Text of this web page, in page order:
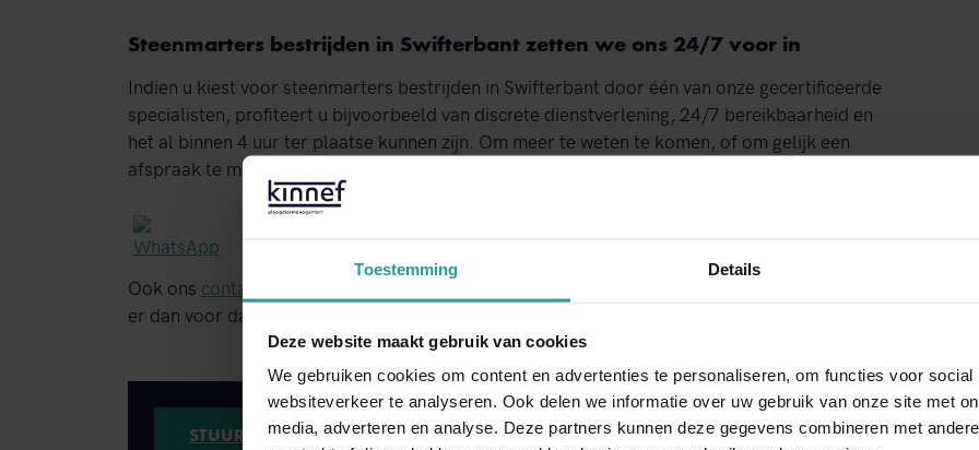
Toestemming Details
Deze website maakt gebruik van cookies
We gebruiken cookies om content en advertenties te personaliseren, om functies voor social
websiteverkeer te analyseren. Ook delen we informatie over uw gebruik van onze site met
media, adverteren en analyse. Deze partners kunnen deze gegevens combineren met
Steenmarters bestrijden in Swifterbant zetten we ons 24/7 voor in
Indien u kiest voor steenmarters bestrijden in Swifterbant door één van onze gecertificeerde
specialisten, profiteert u bijvoorbeeld van discrete dienstverlening, 24/7 bereikbaarheid en
het al binnen 4 uur ter plaatse kunnen zijn. Om meer te weten te komen, of om gelijk een
afspraak te maken, maakt u gebruik van ons telefoonnummer
Ook ons contactformulier
staat altijd tot uw beschikking, evenals ons e-mailadres. We zorgen
er dan voor dat we binnen één werkdag contact met u opnemen.
STUUR EEN WHATSAPP! NEEM CONTACT MET ONS OP